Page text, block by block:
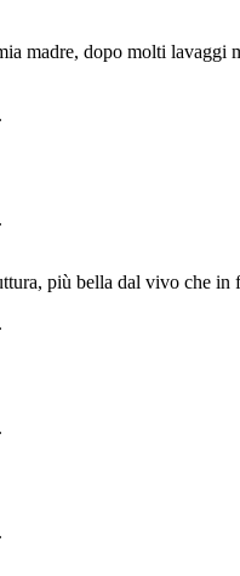
madre, dopo molti lavaggi
più bella dal vivo che in